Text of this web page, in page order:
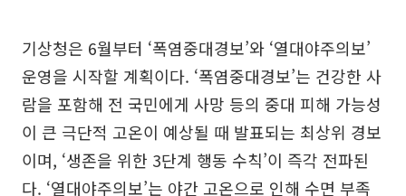
기상청은 6월부터 ‘폭염중대경보’와 ‘열대야주의보’
운영을 시작할 계획이다. ‘폭염중대경보’는 건강한 사
람을 포함해 전 국민에게 사망 등의 중대 피해 가능성
이 큰 극단적 고온이 예상될 때 발표되는 최상위 경보
이며, ‘생존을 위한 3단계 행동 수칙’이 즉각 전파된
다. ‘열대야주의보’는 야간 고온으로 인해 수면 부족